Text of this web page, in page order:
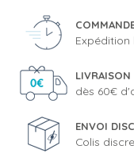
LIVRAISON
dès 60€
ENVOI
Colis